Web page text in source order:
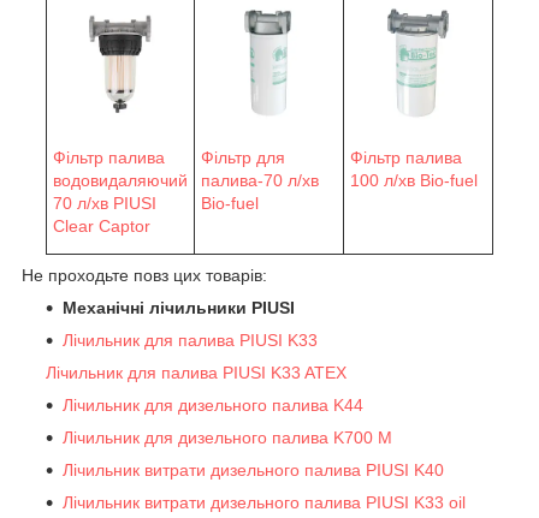
Фільтр палива
водовидаляючий
70 л/хв PIUSI
Clear Captor
Фільтр для
палива-70 л/хв
Bio-fuel
Фільтр палива
100 л/хв Bio-fuel
Не проходьте повз цих товарів:
Механічні лічильники PIUSI
Лічильник для палива PIUSI K33
Лічильник для палива PIUSI K33 ATEX
Лічильник для дизельного палива K44
Лічильник для дизельного палива K700 M
Лічильник витрати дизельного палива PIUSI K40
Лічильник витрати дизельного палива PIUSI K33 oil